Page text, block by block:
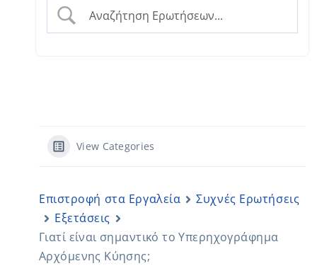
View Categories
Επιστροφή στα Εργαλεία
Συχνές Ερωτήσεις
Εξετάσεις
Γιατί είναι σημαντικό το Υπερηχογράφημα
Αρχόμενης Κύησης;